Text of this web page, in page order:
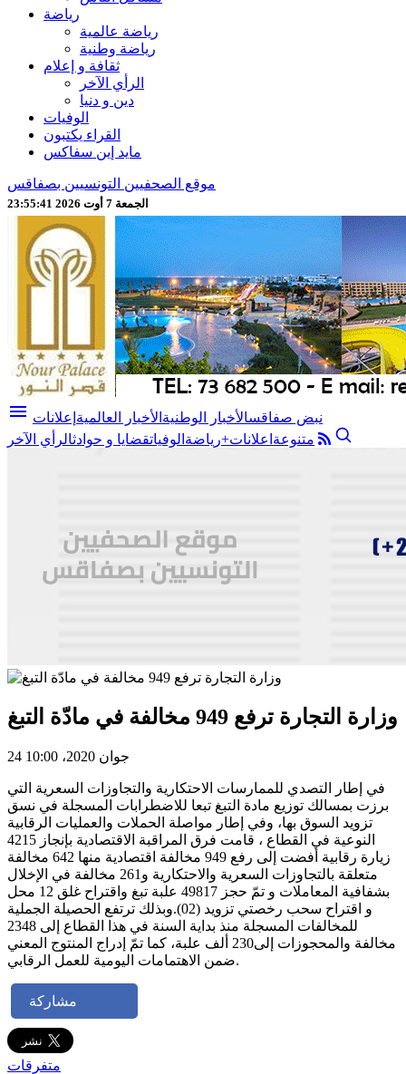
رياضة
رياضة عالمية
رياضة وطنية
ثقافة و إعلام
الرأي الآخر
دين و دنيا
الوفيات
القراء يكتبون
مايد إين سفاكس
موقع الصحفيين التونسيين بصفاقس
الجمعة 7 أوت 2026 23:55:43
menu نبض صفاقسالأخبار الوطنية الأخبار العالمية إعلانات
متنوعة اعلانات+رياضة الوفياتقضايا و حوادثالرأي الآخر
وزارة التجارة ترفع 949 مخالفة في مادّة التبغ
24 جوان 2020، 10:00
في إطار التصدي للممارسات الاحتكارية والتجاوزات السعرية التي
برزت بمسالك توزيع مادة التبغ تبعا للاضطرابات المسجلة في نسق
تزويد السوق بها، وفي إطار مواصلة الحملات والعمليات الرقابية
النوعية في القطاع ، قامت فرق المراقبة الاقتصادية بإنجاز 4215
زيارة رقابية أفضت إلى رفع 949 مخالفة اقتصادية منها 642 مخالفة
متعلقة بالتجاوزات السعرية والاحتكارية و261 مخالفة في الإخلال
بشفافية المعاملات و تمّ حجز 49817 علبة تبغ واقتراح غلق 12 محل
و اقتراح سحب رخصتي تزويد (02).وبذلك ترتفع الحصيلة الجملية
للمخالفات المسجلة منذ بداية السنة في هذا القطاع إلى 2348
مخالفة والمحجوزات إلى230 ألف علبة، كما تمّ إدراج المنتوج المعني
ضمن الاهتمامات اليومية للعمل الرقابي.
مشاركة
متفرقات